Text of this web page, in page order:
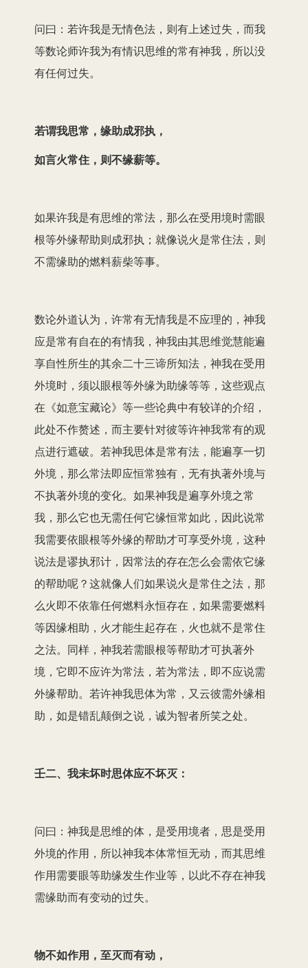
问曰：若许我是无情色法，则有上述过失，而我
等数论师许我为有情识思维的常有神我，所以没
有任何过失。
若谓我思常，缘助成邪执，
如言火常住，则不缘薪等。
如果许我是有思维的常法，那么在受用境时需眼
根等外缘帮助则成邪执；就像说火是常住法，则
不需缘助的燃料薪柴等事。
数论外道认为，许常有无情我是不应理的，神我
应是常有自在的有情我，神我由其思维觉慧能遍
享自性所生的其余二十三谛所知法，神我在受用
外境时，须以眼根等外缘为助缘等等，这些观点
在《如意宝藏论》等一些论典中有较详的介绍，
此处不作赘述，而主要针对彼等许神我常有的观
点进行遮破。若神我思体是常有法，能遍享一切
外境，那么常法即应恒常独有，无有执著外境与
不执著外境的变化。如果神我是遍享外境之常
我，那么它也无需任何它缘恒常如此，因此说常
我需要依眼根等外缘的帮助才可享受外境，这种
说法是谬执邪计，因常法的存在怎么会需依它缘
的帮助呢？这就像人们如果说火是常住之法，那
么火即不依靠任何燃料永恒存在，如果需要燃料
等因缘相助，火才能生起存在，火也就不是常住
之法。同样，神我若需眼根等帮助才可执著外
境，它即不应许为常法，若为常法，即不应说需
外缘帮助。若许神我思体为常，又云彼需外缘相
助，如是错乱颠倒之说，诚为智者所笑之处。
壬二、我未坏时思体应不坏灭：
问曰：神我是思维的体，是受用境者，思是受用
外境的作用，所以神我本体常恒无动，而其思维
作用需要眼等助缘发生作业等，以此不存在神我
需缘助而有变动的过失。
物不如作用，至灭而有动，